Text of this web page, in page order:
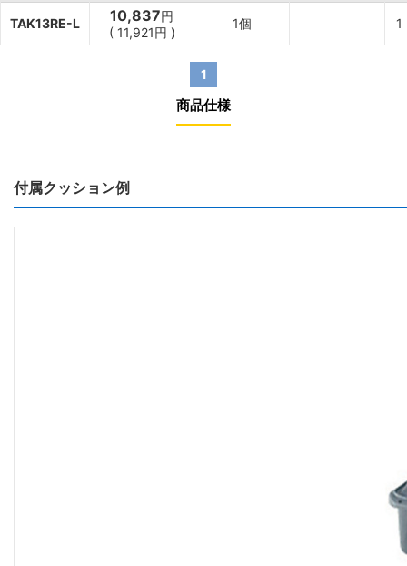
・材質（クッション）：ウレタン
TAK13RE-L 10,837円
( 11,921円 )
1個 1
1
商品仕様
付属クッション例